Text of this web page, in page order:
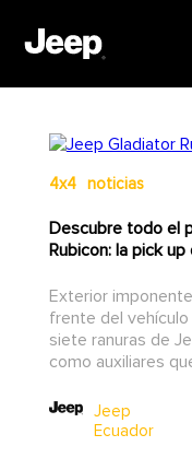
4x4 noticias
Descubre todo el
Rubicon: la pick
Exterior
frente del
siete ranuras de
como auxiliares
Jeep
Ecuador